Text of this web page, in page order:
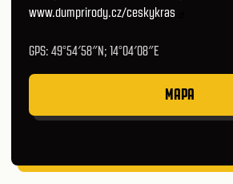
www.dumprirody.cz/ceskykras
GPS: 49°54′58″N; 14°04′08″E
MAPA